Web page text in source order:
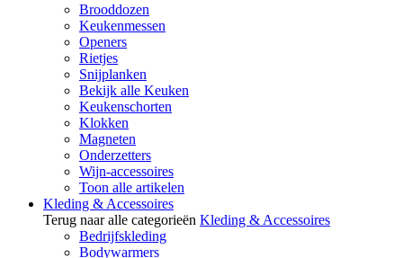
Brooddozen
Keukenmessen
Openers
Rietjes
Snijplanken
Bekijk alle Keuken
Keukenschorten
Klokken
Magneten
Onderzetters
Wijn-accessoires
Toon alle artikelen
Kleding & Accessoires
Terug naar alle categorieën Kleding & Accessoires
Bedrijfskleding
Bodywarmers